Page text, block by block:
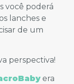
você poderá
lanches e
de um
perspectiva!
era